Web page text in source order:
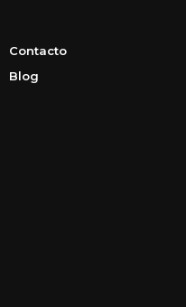
Contacto
Blog